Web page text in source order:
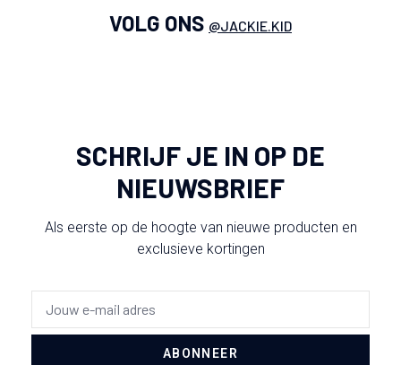
VOLG ONS @JACKIE.KID
SCHRIJF JE IN OP DE
NIEUWSBRIEF
Als eerste op de hoogte van nieuwe producten en
exclusieve kortingen
ABONNEER